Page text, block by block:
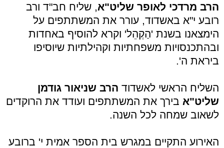
הרב מרדכי לאופר שליט"א, שליח חב"ד ורב
רובע י"א באשדוד, עורר את המשתתפים על
הימצאנו בשנת 'הַקְהֵל' וקרא להוסיף באחדות
ובהתכנסויות משפחתיות וקהילתיות שיוסיפו
ביראת ה'.
השליח הראשי לאשדוד הרב שניאור גודמן
שליט"א בירך את המשתתפים ועודד את הרוקדים
לשאוב שמחה לכל השנה.
האירוע התקיים במגרש בית הספר אמית י' ברובע